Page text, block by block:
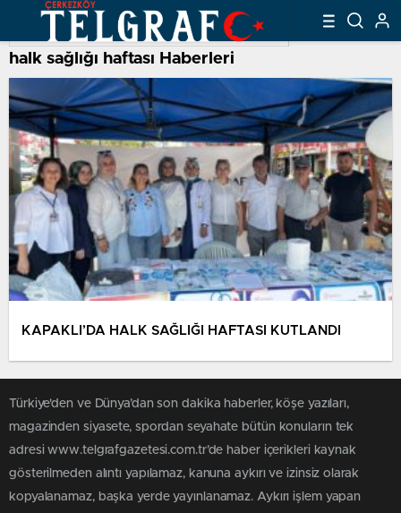
halk sağlığı haftası Haberleri
KAPAKLI’DA HALK SAĞLIĞI HAFTASI KUTLANDI
Türkiye'den ve Dünya’dan son dakika haberler, köşe yazıları,
magazinden siyasete, spordan seyahate bütün konuların tek
adresi www.telgrafgazetesi.com.tr’de haber içerikleri kaynak
gösterilmeden alıntı yapılamaz, kanuna aykırı ve izinsiz olarak
kopyalanamaz, başka yerde yayınlanamaz. Aykırı işlem yapan